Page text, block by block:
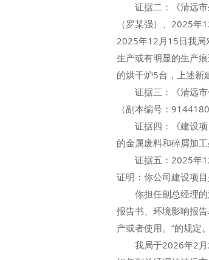
证据二：《清远市
（罗某强）、2025
2025年12月15日我局
生产或有明显的生产
的烘干炉5台，上述新
证据三：《清远市
（副本编号：
证据四：《建设项
的金属废料和碎屑加
证据五：2025年12
证明：你公司建设项
你担任副总经理的
报告书、环境影响报
产或者使用。”的规定。
我局于2026年2月2